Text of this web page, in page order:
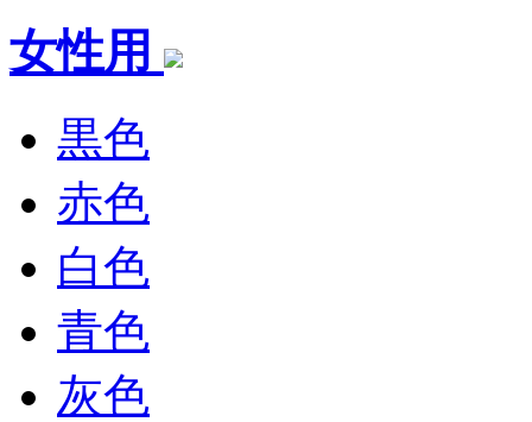
女性用
黒色
赤色
白色
青色
灰色